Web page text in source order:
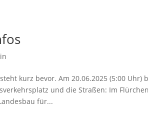
kurz bevor. Am 20.06.2025 (5:00
und die Straßen: Im
für...